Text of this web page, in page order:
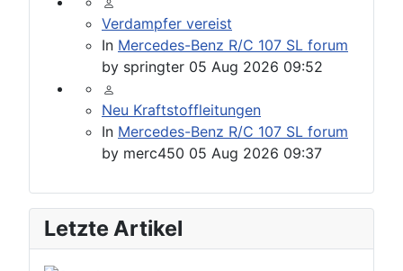
Verdampfer vereist
In Mercedes-Benz R/C 107 SL forum
by springter 05 Aug 2026 09:52
Neu Kraftstoffleitungen
In Mercedes-Benz R/C 107 SL forum
by merc450 05 Aug 2026 09:37
Letzte Artikel